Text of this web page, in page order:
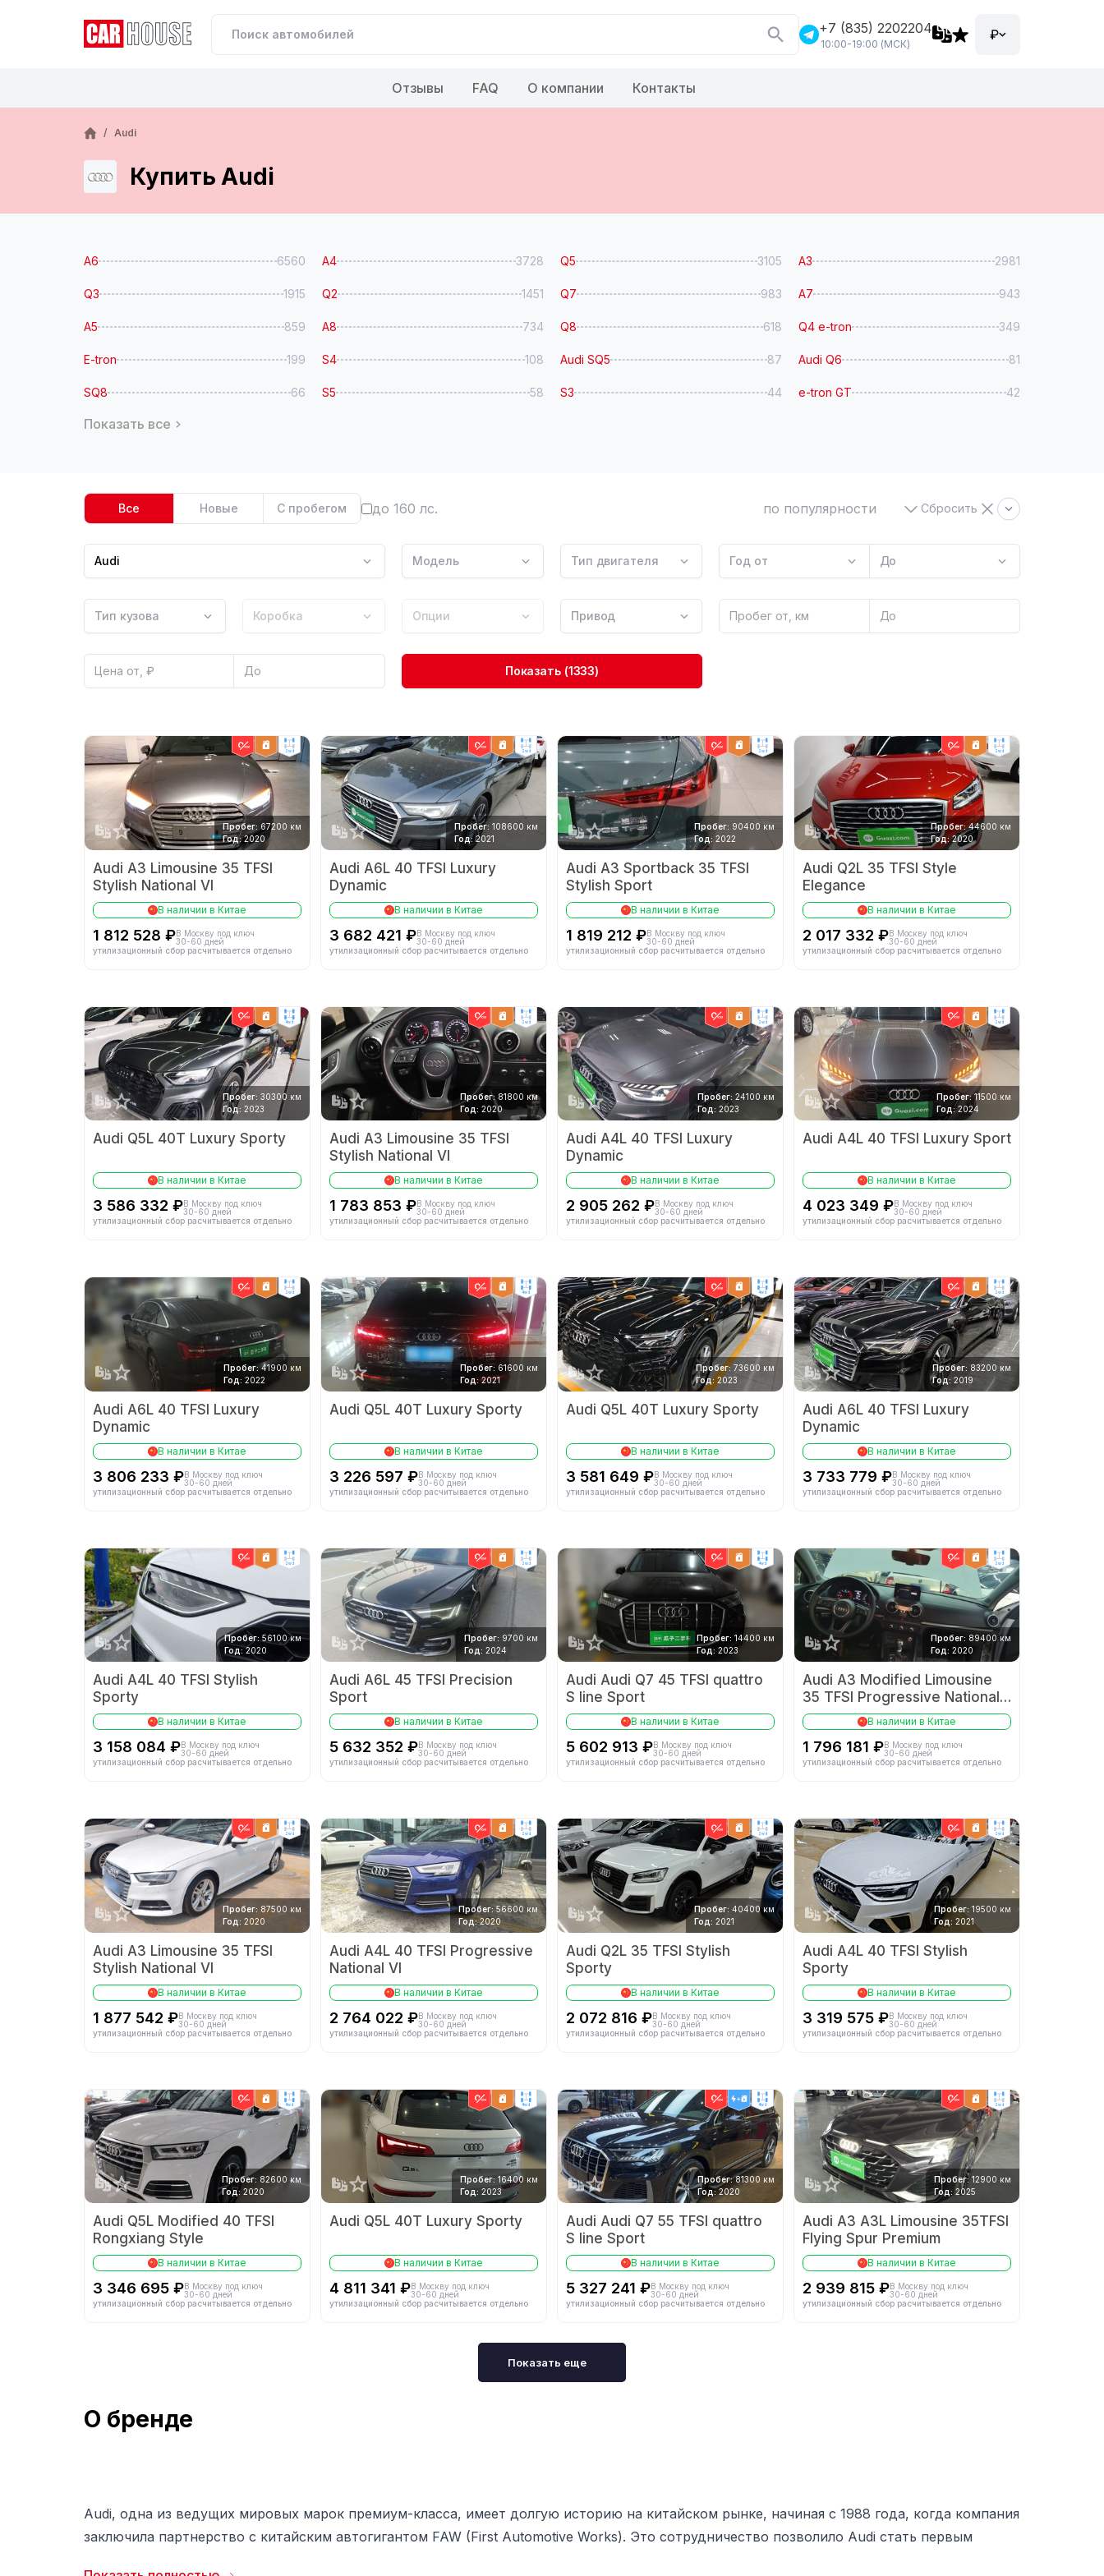
+7 (835) 2202204
10:00-19:00 (МСК)
₽
Отзывы FAQ О компании Контакты
/ Audi
Купить Audi
A6 6560 A4 3728 Q5 3105 A3 2981
Q3 1915 Q2 1451 Q7 983 A7 943
A5 859 A8 734 Q8 618 Q4 e-tron 349
E-tron 199 S4 108 Audi SQ5 87 Audi Q6 81
SQ8 66 S5 58 S3 44 e-tron GT 42
Показать все
Все Новые С пробегом до 160 лс. по популярности Сбросить
Audi Модель Тип двигателя Год от До
Тип кузова Коробка Опции Привод
Показать (1333)
2wd
Пробег: 67200 км
Год: 2020
Audi A3 Limousine 35 TFSI
Stylish National VI
В наличии в Китае
1 812 528 ₽В Москву под ключ
30-60 дней
утилизационный сбор расчитывается отдельно
2wd
Пробег: 108600 км
Год: 2021
Audi A6L 40 TFSI Luxury
Dynamic
В наличии в Китае
3 682 421 ₽В Москву под ключ
30-60 дней
утилизационный сбор расчитывается отдельно
2wd
Пробег: 90400 км
Год: 2022
Audi А3 Sportback 35 TFSI
Stylish Sport
В наличии в Китае
1 819 212 ₽В Москву под ключ
30-60 дней
утилизационный сбор расчитывается отдельно
2wd
Пробег: 44600 км
Год: 2020
Audi Q2L 35 TFSI Style
Elegance
В наличии в Китае
2 017 332 ₽В Москву под ключ
30-60 дней
утилизационный сбор расчитывается отдельно
4wd
Пробег: 30300 км
Год: 2023
Audi Q5L 40T Luxury Sporty
В наличии в Китае
3 586 332 ₽В Москву под ключ
30-60 дней
утилизационный сбор расчитывается отдельно
2wd
Пробег: 81800 км
Год: 2020
Audi A3 Limousine 35 TFSI
Stylish National VI
В наличии в Китае
1 783 853 ₽В Москву под ключ
30-60 дней
утилизационный сбор расчитывается отдельно
2wd
Пробег: 24100 км
Год: 2023
Audi A4L 40 TFSI Luxury
Dynamic
В наличии в Китае
2 905 262 ₽В Москву под ключ
30-60 дней
утилизационный сбор расчитывается отдельно
2wd
Пробег: 11500 км
Год: 2024
Audi A4L 40 TFSI Luxury Sport
В наличии в Китае
4 023 349 ₽В Москву под ключ
30-60 дней
утилизационный сбор расчитывается отдельно
2wd
Пробег: 41900 км
Год: 2022
Audi A6L 40 TFSI Luxury
Dynamic
В наличии в Китае
3 806 233 ₽В Москву под ключ
30-60 дней
утилизационный сбор расчитывается отдельно
4wd
Пробег: 61600 км
Год: 2021
Audi Q5L 40T Luxury Sporty
В наличии в Китае
3 226 597 ₽В Москву под ключ
30-60 дней
утилизационный сбор расчитывается отдельно
4wd
Пробег: 73600 км
Год: 2023
Audi Q5L 40T Luxury Sporty
В наличии в Китае
3 581 649 ₽В Москву под ключ
30-60 дней
утилизационный сбор расчитывается отдельно
2wd
Пробег: 83200 км
Год: 2019
Audi A6L 40 TFSI Luxury
Dynamic
В наличии в Китае
3 733 779 ₽В Москву под ключ
30-60 дней
утилизационный сбор расчитывается отдельно
2wd
Пробег: 56100 км
Год: 2020
Audi A4L 40 TFSI Stylish
Sporty
В наличии в Китае
3 158 084 ₽В Москву под ключ
30-60 дней
утилизационный сбор расчитывается отдельно
2wd
Пробег: 9700 км
Год: 2024
Audi A6L 45 TFSI Precision
Sport
В наличии в Китае
5 632 352 ₽В Москву под ключ
30-60 дней
утилизационный сбор расчитывается отдельно
4wd
Пробег: 14400 км
Год: 2023
Audi Audi Q7 45 TFSI quattro
S line Sport
В наличии в Китае
5 602 913 ₽В Москву под ключ
30-60 дней
утилизационный сбор расчитывается отдельно
2wd
Пробег: 89400 км
Год: 2020
Audi А3 Modified Limousine
35 TFSI Progressive National
VI
В наличии в Китае
1 796 181 ₽В Москву под ключ
30-60 дней
утилизационный сбор расчитывается отдельно
2wd
Пробег: 87500 км
Год: 2020
Audi A3 Limousine 35 TFSI
Stylish National VI
В наличии в Китае
1 877 542 ₽В Москву под ключ
30-60 дней
утилизационный сбор расчитывается отдельно
2wd
Пробег: 56600 км
Год: 2020
Audi A4L 40 TFSI Progressive
National VI
В наличии в Китае
2 764 022 ₽В Москву под ключ
30-60 дней
утилизационный сбор расчитывается отдельно
2wd
Пробег: 40400 км
Год: 2021
Audi Q2L 35 TFSI Stylish
Sporty
В наличии в Китае
2 072 816 ₽В Москву под ключ
30-60 дней
утилизационный сбор расчитывается отдельно
2wd
Пробег: 19500 км
Год: 2021
Audi A4L 40 TFSI Stylish
Sporty
В наличии в Китае
3 319 575 ₽В Москву под ключ
30-60 дней
утилизационный сбор расчитывается отдельно
4wd
Пробег: 82600 км
Год: 2020
Audi Q5L Modified 40 TFSI
Rongxiang Style
В наличии в Китае
3 346 695 ₽В Москву под ключ
30-60 дней
утилизационный сбор расчитывается отдельно
4wd
Пробег: 16400 км
Год: 2023
Audi Q5L 40T Luxury Sporty
В наличии в Китае
4 811 341 ₽В Москву под ключ
30-60 дней
утилизационный сбор расчитывается отдельно
4wd
Пробег: 81300 км
Год: 2020
Audi Audi Q7 55 TFSI quattro
S line Sport
В наличии в Китае
5 327 241 ₽В Москву под ключ
30-60 дней
утилизационный сбор расчитывается отдельно
2wd
Пробег: 12900 км
Год: 2025
Audi A3 A3L Limousine 35TFSI
Flying Spur Premium
В наличии в Китае
2 939 815 ₽В Москву под ключ
30-60 дней
утилизационный сбор расчитывается отдельно
Показать еще
О бренде
Audi, одна из ведущих мировых марок премиум-класса, имеет долгую историю на китайском рынке, начиная с 1988 года, когда компания
заключила партнерство с китайским автогигантом FAW (First Automotive Works). Это сотрудничество позволило Audi стать первым